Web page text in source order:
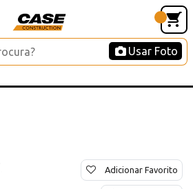
Usar Foto
Adicionar Favorito